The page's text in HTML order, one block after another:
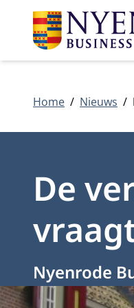
Home Nieuws
De
Nyenrode